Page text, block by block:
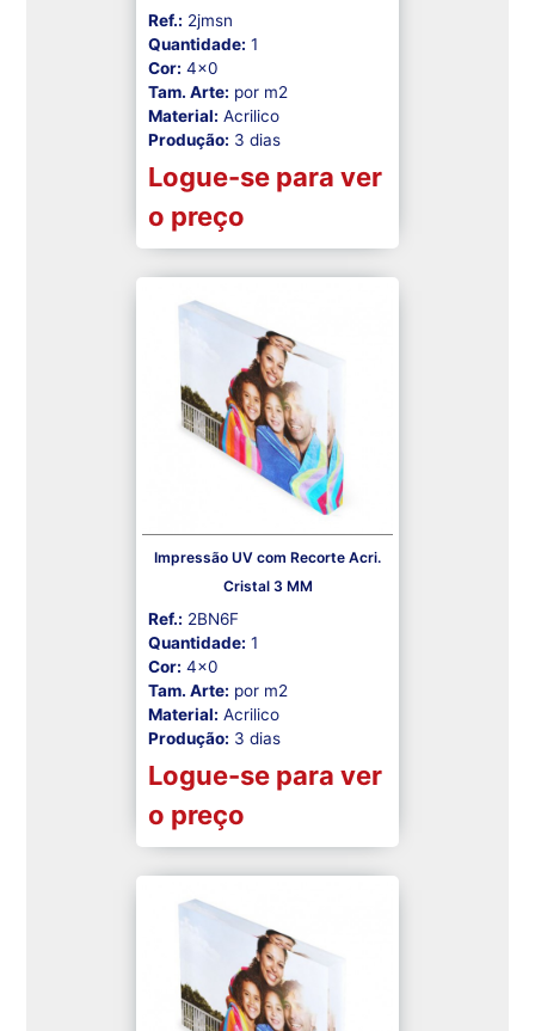
Ref.: 2jmsn
Quantidade: 1
Cor: 4x0
Tam. Arte: por m2
Material: Acrilico
Produção: 3 dias
Logue-se para ver
o preço
Impressão UV com Recorte Acri.
Cristal 3 MM
Ref.: 2BN6F
Quantidade: 1
Cor: 4x0
Tam. Arte: por m2
Material: Acrilico
Produção: 3 dias
Logue-se para ver
o preço